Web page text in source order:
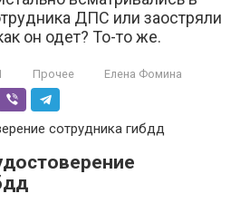
ДПС или заостряли
он одет? То-то же.
Прочее Елена Фомина